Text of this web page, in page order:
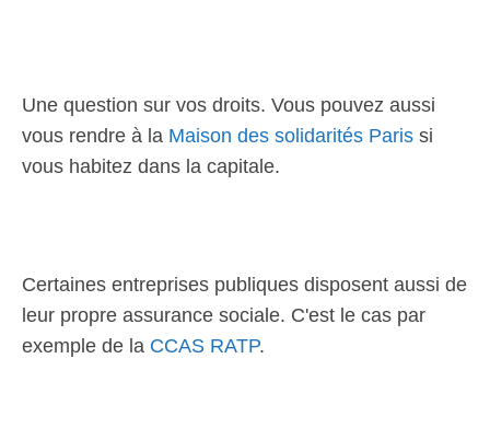
Une question sur vos droits. Vous pouvez aussi
vous rendre à la Maison des solidarités Paris si
vous habitez dans la capitale.
Certaines entreprises publiques disposent aussi de
leur propre assurance sociale. C'est le cas par
exemple de la CCAS RATP.